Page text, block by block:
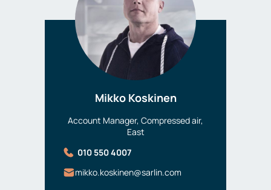
Mikko Koskinen
Account Manager, Compressed air,
East
010 550 4007
mikko.koskinen@sarlin.com